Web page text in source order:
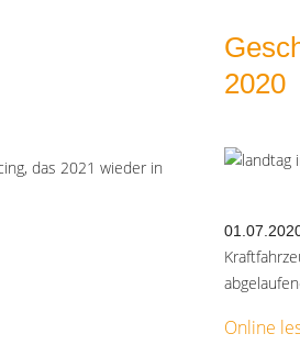
das 2021 wieder in
2020
Online